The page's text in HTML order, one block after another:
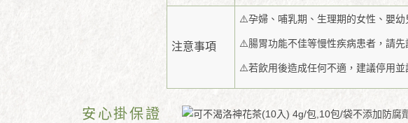
注意事項
⚠️孕婦、哺乳期、生理期的女性、嬰幼
⚠️腸胃功能不佳等慢性疾病患者，請先
⚠️若飲用後造成任何不適，建議停用並
安心掛保證 不添加防腐